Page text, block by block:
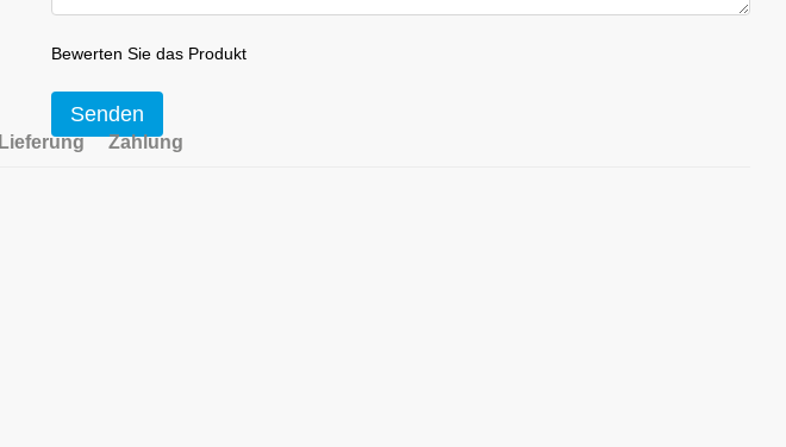
Bewerten Sie das Produkt
Senden
Lieferung Zahlung